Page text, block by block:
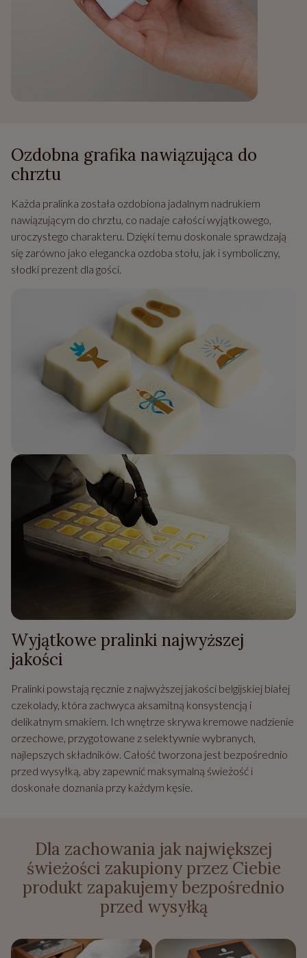
Ozdobna grafika nawiązująca do
chrztu
Każda pralinka została ozdobiona jadalnym nadrukiem
nawiązującym do chrztu, co nadaje całości wyjątkowego,
uroczystego charakteru. Dzięki temu doskonale sprawdzają
się zarówno jako elegancka ozdoba stołu, jak i symboliczny,
słodki prezent dla gości.
Wyjątkowe pralinki najwyższej
jakości
Pralinki powstają ręcznie z najwyższej jakości belgijskiej białej
czekolady, która zachwyca aksamitną konsystencją i
delikatnym smakiem. Ich wnętrze skrywa kremowe nadzienie
orzechowe, przygotowane z selektywnie wybranych,
najlepszych składników. Całość tworzona jest bezpośrednio
przed wysyłką, aby zapewnić maksymalną świeżość i
doskonałe doznania przy każdym kęsie.
Dla zachowania jak największej
świeżości zakupiony przez Ciebie
produkt zapakujemy bezpośrednio
przed wysyłką